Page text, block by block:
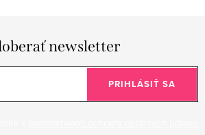
newsletter
PRIHLÁSIŤ SA